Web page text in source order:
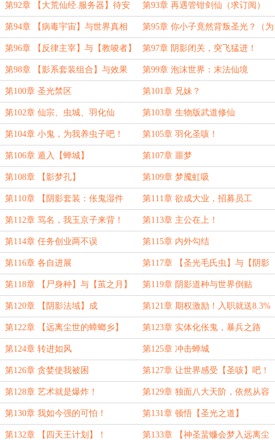
第92章 【大荒仙经.服务器】待安
装
第93章 再遇管钳剑仙（求订阅）
第94章 【病毒宇宙】与世界真相 第95章 你小子竟然背叛圣光？（为
【邓安平】冠名更新）
第96章 【反律主宰】与【教唆者】
（为盟主【邓安平】加更）
第97章 阴影闭关，突飞猛进！
第98章 【影系套装组合】与效果 第99章 泡沫世界：末法仙境
第100章 圣光禁区 第101章 兄妹？
第102章 仙宗、虫城、羽化仙 第103章 生物版武道修仙
第104章 小鬼，为我养虫子吧！ 第105章 羽化圣咳！
第106章 遁入【蝉城】 第107章 噩梦
第108章 【影梦孔】 第109章 梦魇虹吸
第110章 【阴影套装：伥鬼湿件
×3】
第111章 欲成大业，招募员工
第112章 骂名，我玉京子来背！ 第113章 主公在上！
第114章 任务创业两不误 第115章 内外勾结
第116章 各自进展 第117章 【圣光毛氏虫】与【阴影
袁氏虫】
第118章 【尸身种】与【茧之月】 第119章 阴影道种与世界倒贴
第120章 【阴影法域】成 第121章 期权激励！入职就送8.3%
第122章 【远离尘世的蟑螂乡】 第123章 实体化伥鬼，暴兵之路
第124章 转进如风 第125章 冲击蝉城
第126章 贪婪使我被困 第127章 让世界感受【圣咳】吧！
第128章 艺术就是爆炸！ 第129章 独面八大天阶，依然从容
而退！
第130章 我如今强的可怕！ 第131章 顿悟【圣光之道】
第132章 【四天王计划】！ 第133章 【神圣蜚蠊会梦入远离尘